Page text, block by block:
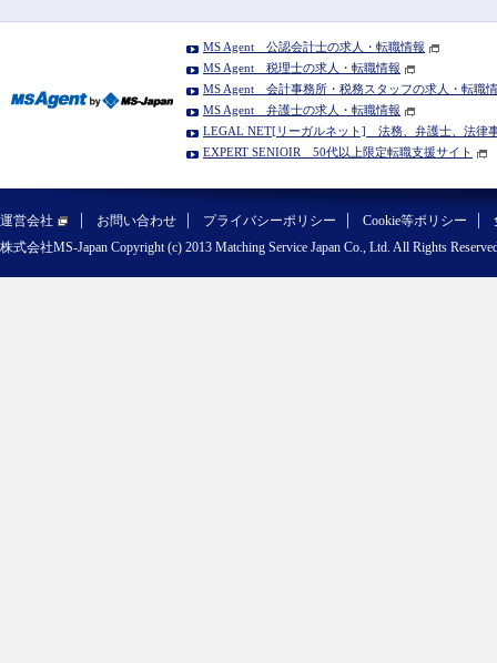
MS Agent 公認会計士の求人・転職情報
MS Agent 税理士の求人・転職情報
MS Agent 会計事務所・税務スタッフの求人・転職
MS Agent 弁護士の求人・転職情報
LEGAL NET[リーガルネット] 法務、弁護士、法律
EXPERT SENIOIR 50代以上限定転職支援サイト
運営会社 お問い合わせ プライバシーポリシー Cookie等ポリシー
株式会社MS-Japan Copyright (c) 2013 Matching Service Japan Co., Ltd. All Rights